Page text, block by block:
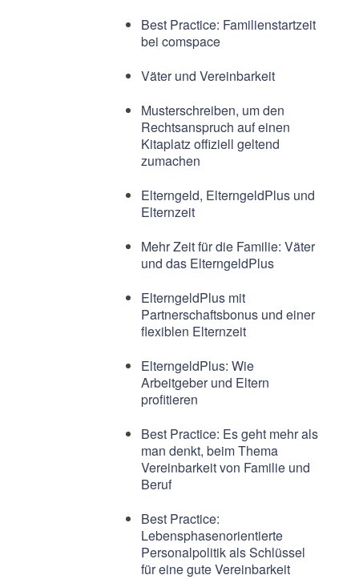
Best Practice: Familienstartzeit
bei comspace
Väter und Vereinbarkeit
Musterschreiben, um den
Rechtsanspruch auf einen
Kitaplatz offiziell geltend
zumachen
Elterngeld, ElterngeldPlus und
Elternzeit
Mehr Zeit für die Familie: Väter
und das ElterngeldPlus
ElterngeldPlus mit
Partnerschaftsbonus und einer
flexiblen Elternzeit
ElterngeldPlus: Wie
Arbeitgeber und Eltern
profitieren
Best Practice: Es geht mehr als
man denkt, beim Thema
Vereinbarkeit von Familie und
Beruf
Best Practice:
Lebensphasenorientierte
Personalpolitik als Schlüssel
für eine gute Vereinbarkeit